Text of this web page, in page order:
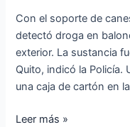
Con el soporte de
detectó droga en
exterior. La sustancia
Quito, indicó la Policía.
una caja de cartón en
iban
a
enviar
al
exterior
Leer más »